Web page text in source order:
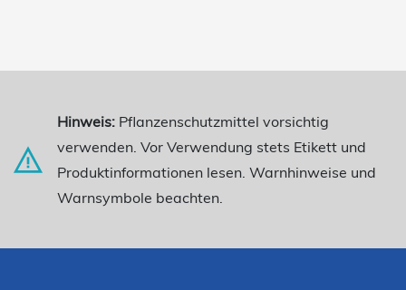
Hinweis: Pflanzenschutzmittel vorsichtig
verwenden. Vor Verwendung stets Etikett und
Produktinformationen lesen. Warnhinweise und
Warnsymbole beachten.